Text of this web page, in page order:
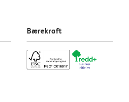
Bærekraft